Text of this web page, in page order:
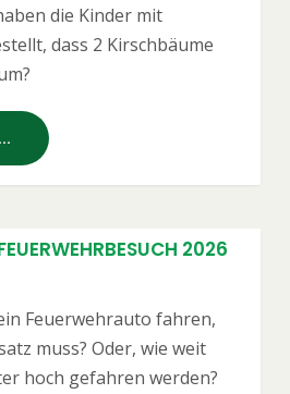
die Kinder mit
dass 2 Kirschbäume
2026
Feuerwehrauto fahren,
muss? Oder, wie weit
hoch gefahren werden?